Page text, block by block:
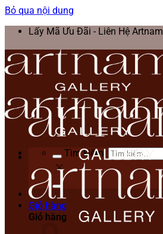
Bỏ qua nội dung
Lấy Mã Ưu Đãi - Liên Hệ Artnam
Tìm kiếm:
Giỏ hàng
Giỏ hàng